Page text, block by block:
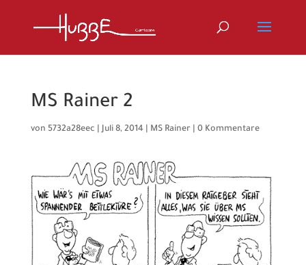
MS Rainer 2
von 5732a28eec |Juli 8, 2014| MS Rainer| 0 Kommentare